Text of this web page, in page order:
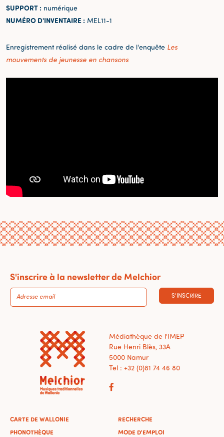
SUPPORT : numérique
NUMÉRO D'INVENTAIRE : MEL11-1
Enregistrement réalisé dans le cadre de l'enquête Les
mouvements de jeunesse en chansons
S'inscrire à la newsletter de Melchior
S'INSCRIRE
Médiathèque de l'IMEP
Rue Henri Blès, 33A
5000 Namur
Tel : +32 (0)81 74 46 80
CARTE DE WALLONIE
PHONOTHÈQUE
RECHERCHE
MODE D'EMPLOI